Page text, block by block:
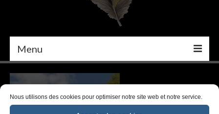
Nous utilisons des cookies pour optimiser notre site web et notre service.
Menu
PEINTURE
DÉCORATION INTÉRIEURE